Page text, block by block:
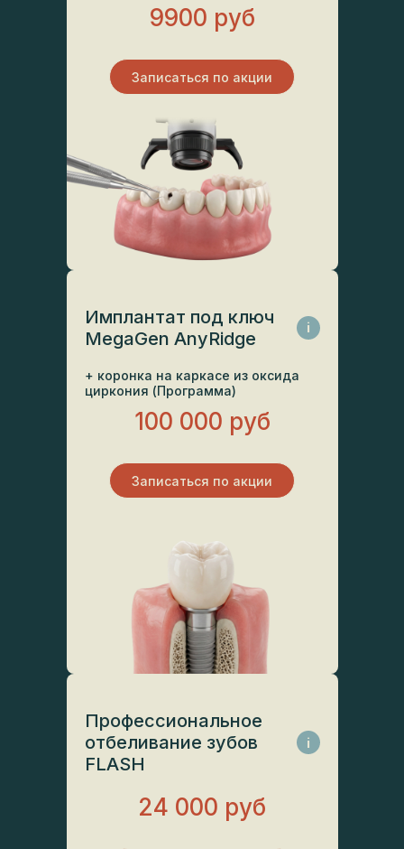
9900 руб
Записаться по акции
Имплантат под ключ
MegaGen AnyRidge
i
+ коронка на каркасе из оксида
циркония (Программа)
100 000 руб
Записаться по акции
Профессиональное
отбеливание зубов
FLASH
i
24 000 руб